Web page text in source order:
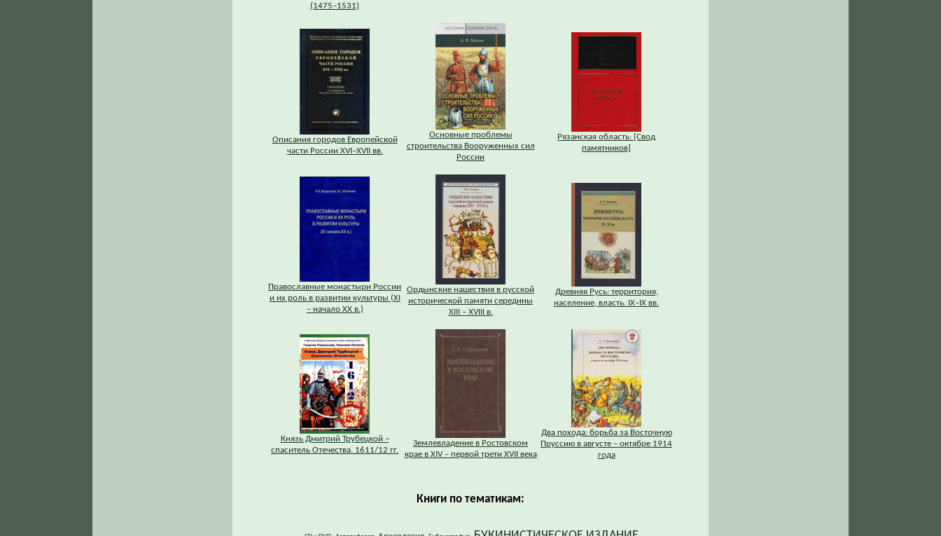
(1475–1531)
Описания городов Европейской
части России XVI–XVII вв.
Основные проблемы
строительства Вооруженных сил
России
Рязанская область: [Свод
памятников]
Православные монастыри России
и их роль в развитии культуры (XI
– начало XX в.)
Ордынские нашествия в русской
исторической памяти середины
XIII – XVIII в.
Древняя Русь: территория,
население, власть. IХ–IХ вв.
Князь Дмитрий Трубецкой –
спаситель Отечества. 1611/12 гг.
Землевладение в Ростовском
крае в XIV – первой трети XVII века
Два похода: борьба за Восточную
Пруссию в августе – октябре 1914
года
Книги по тематикам: